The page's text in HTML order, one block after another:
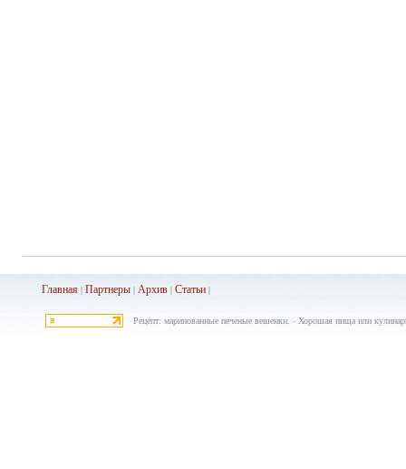
Главная |Партнеры |Архив |Статьи |
Рецепт: маринованные печеные вешенки. - Хорошая пища или